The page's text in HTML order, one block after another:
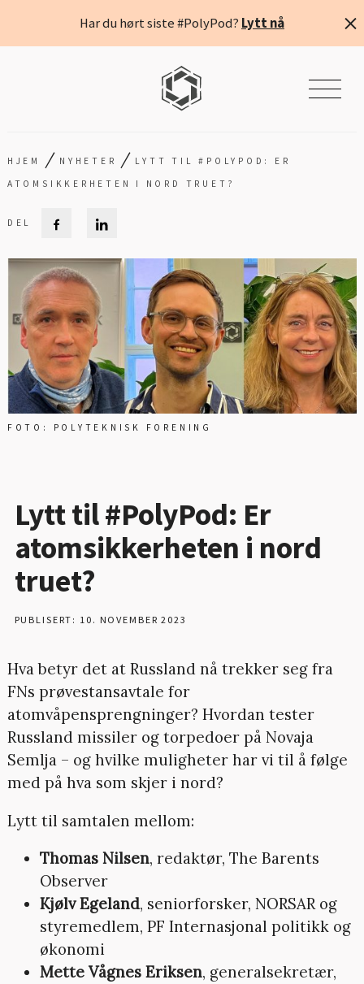
Har du hørt siste #PolyPod? Lytt nå
HJEM / NYHETER / LYTT TIL #POLYPOD: ER
ATOMSIKKERHETEN I NORD TRUET?
FOTO: POLYTEKNISK FORENING
Lytt til #PolyPod: Er
atomsikkerheten i nord
truet?
PUBLISERT: 10. NOVEMBER 2023
Hva betyr det at Russland nå trekker seg fra
FNs prøvestansavtale for
atomvåpensprengninger? Hvordan tester
Russland missiler og torpedoer på Novaja
Semlja – og hvilke muligheter har vi til å følge
med på hva som skjer i nord?
Lytt til samtalen mellom:
Thomas Nilsen, redaktør, The Barents
Observer
Kjølv Egeland, seniorforsker, NORSAR og
styremedlem, PF Internasjonal politikk og
økonomi
Mette Vågnes Eriksen, generalsekretær,